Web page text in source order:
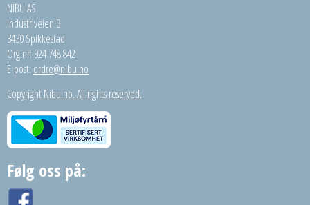
NIBU AS
Industriveien 3
3430 Spikkestad
Org.nr: 924 748 842
E-post: ordre@nibu.no
Copyright Nibu.no. All rights reserved.
Følg oss på: